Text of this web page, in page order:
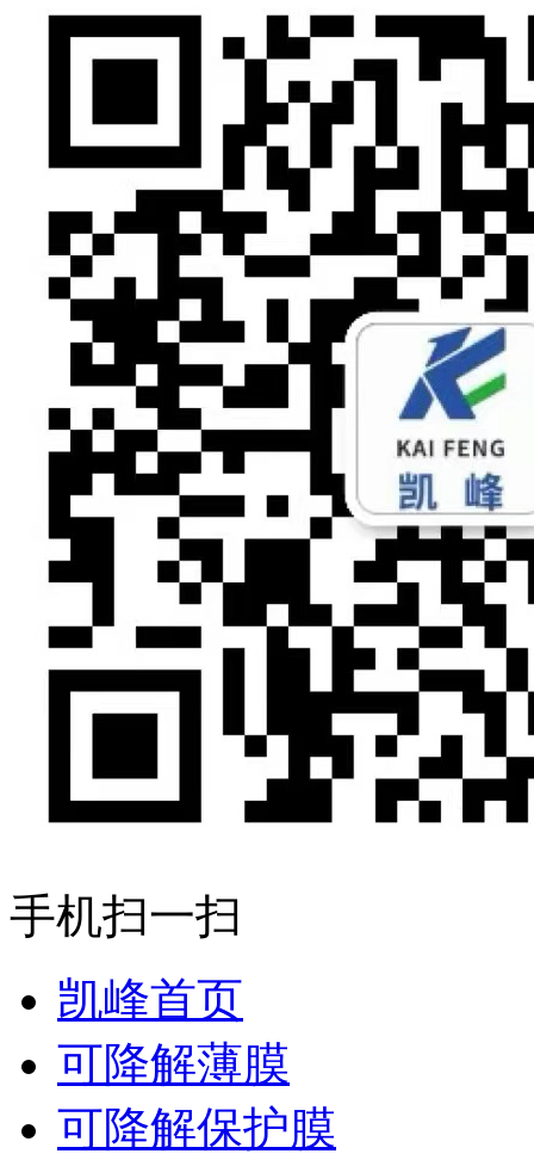
手机扫一扫
凯峰首页
可降解薄膜
可降解保护膜